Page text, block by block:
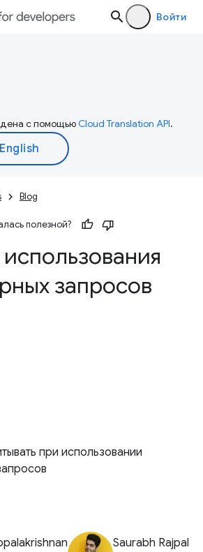
Войти
с помощьюCloud Translation API.
Blog
полезной?
запросов
при использовании
Saurabh Rajpal